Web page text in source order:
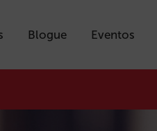
Blogue Eventos